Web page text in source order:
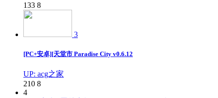
133 8
3
[PC+安卓][天堂市 Paradise City v0.6.12
UP: acg之家
210 8
4